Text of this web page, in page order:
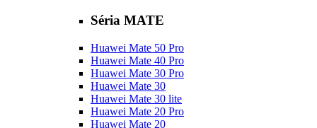
Séria MATE
Huawei Mate 50 Pro
Huawei Mate 40 Pro
Huawei Mate 30 Pro
Huawei Mate 30
Huawei Mate 30 lite
Huawei Mate 20 Pro
Huawei Mate 20